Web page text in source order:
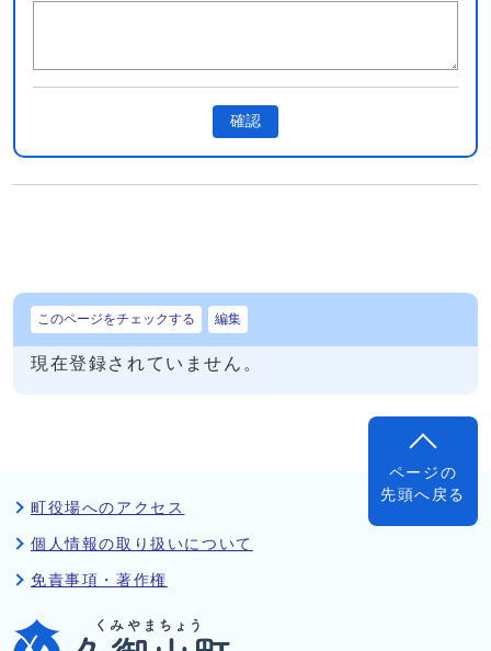
確認
このページをチェックする 編集
現在登録されていません。
ページの
先頭へ戻る
町役場へのアクセス
個人情報の取り扱いについて
免責事項・著作権